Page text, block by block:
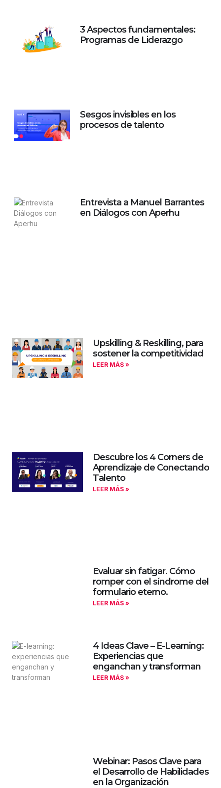
3 Aspectos fundamentales:
Programas de Liderazgo
Sesgos invisibles en los
procesos de talento
Entrevista a Manuel Barrantes
en Diálogos con Aperhu
Upskilling & Reskilling, para
sostener la competitividad
LEER MÁS »
Descubre los 4 Corners de
Aprendizaje de Conectando
Talento
LEER MÁS »
Evaluar sin fatigar. Cómo
romper con el síndrome del
formulario eterno.
LEER MÁS »
4 Ideas Clave – E-Learning:
Experiencias que
enganchan y transforman
LEER MÁS »
Webinar: Pasos Clave para
el Desarrollo de Habilidades
en la Organización